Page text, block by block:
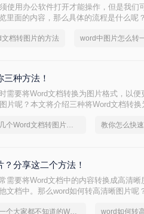
使用办公软件打开才能操作，但是我们
里面的内容，那么具体的流程是什么呢
文档转图片的方法 word中图片怎么转
种方法！
需要将Word文档转换为图片格式，以
片呢？本文将介绍三种将Word文档转换
教你几个Word文档转图片的方法
分享这二个方法！
需要将Word文档中的内容转换成高清晰
文档中。那么word如何转高清晰图片呢
分享一个大家都不知道的Word文档转图片方法 word如何转